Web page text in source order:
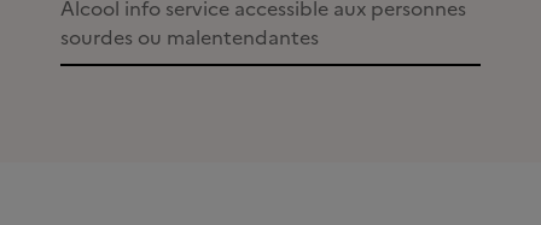
Alcool info service accessible aux personnes
sourdes ou malentendantes